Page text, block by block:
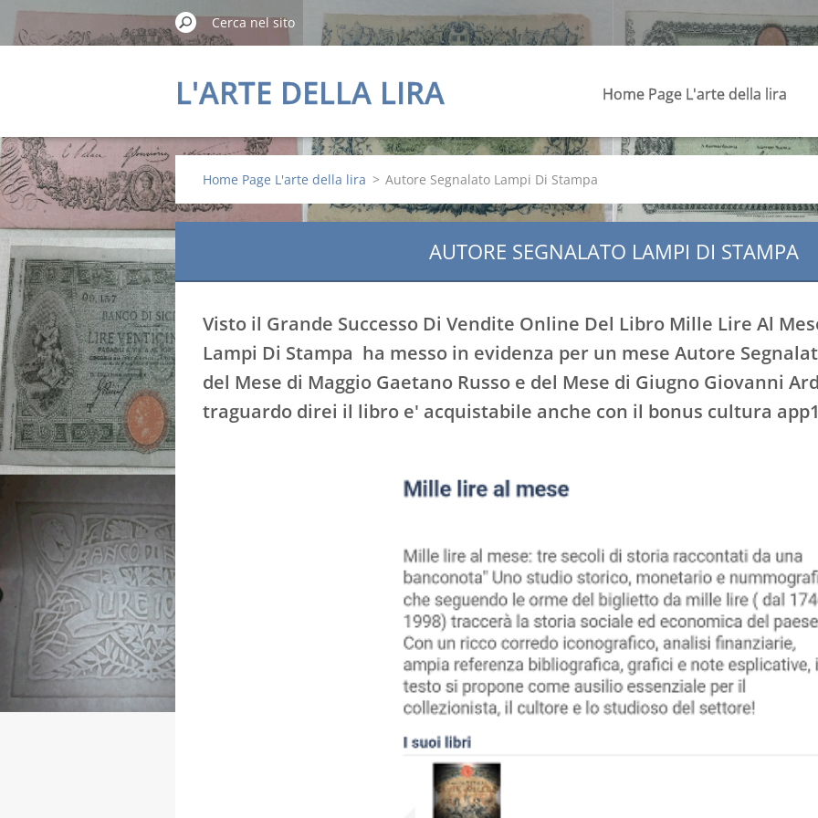
L'ARTE DELLA LIRA Home Page L'arte della lira
Home Page L'arte della lira > Autore Segnalato Lampi Di Stampa
AUTORE SEGNALATO LAMPI DI STAMPA
Visto il Grande Successo Di Vendite Online Del Libro Mille Lire Al
Lampi Di Stampa ha messo in evidenza per un mese Autore
del Mese di Maggio Gaetano Russo e del Mese di Giugno Giovanni
traguardo direi il libro e' acquistabile anche con il bonus cultura